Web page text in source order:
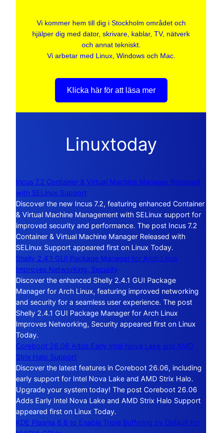
Vi kommer hem till dig i Stockholm området och
hjälper dig med dator, skrivare, kablar, TV, nätverk
och annat tekniskt.
Vi arbetar med Linux, Windows och Mac.
Klicka här för att läsa mer
Linuxtoday
Incus 7.2 Container & Virtual Machine Manager Released
with SELinux Support
Discover the new Incus 7.2, featuring enhanced Container
& Virtual Machine Management with SELinux support for
improved security and performance. The post Incus 7.2
Container & Virtual Machine Manager Released with
SELinux Support appeared first on Linux Today.
Shelly 2.4.1 GUI Package Manager for Arch Linux
Improves Networking, Security
Discover the enhanced Shelly 2.4.1 GUI Package
Manager for Arch Linux, featuring improved networking
and security for a seamless user experience. The post
Shelly 2.4.1 GUI Package Manager for Arch Linux
Improves Networking, Security appeared first on Linux
Today.
Coreboot 26.06 Adds Early Intel Nova Lake and AMD
Strix Halo Support
Discover the latest features in Coreboot 26.06, including
early support for Intel Nova Lake and AMD Strix Halo.
Upgrade your system today! The post Coreboot 26.06
Adds Early Intel Nova Lake and AMD Strix Halo Support
appeared first on Linux Today.
KDE Plasma 6.8 to Enable Triple Buffering by Default for